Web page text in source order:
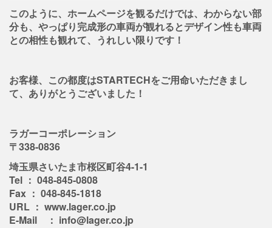
このように、ホームページを観るだけでは、わからない部
分も、やっぱり完成形の車両が観れるとデザイン性も車両
との相性も観れて、うれしい限りです！
お客様、この都度はSTARTECHをご用命いただきまし
て、ありがとうございました！
ラガーコーポレーション
〒338-0836
埼玉県さいたま市桜区町谷4-1-1
Tel ： 048-845-0808
Fax ： 048-845-1818
URL ： www.lager.co.jp
E-Mail ： info@lager.co.jp